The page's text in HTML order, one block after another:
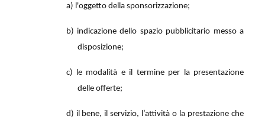
a) l'oggetto della sponsorizzazione;
b) indicazione dello spazio pubblicitario messo a
disposizione;
c) le modalità e il termine per la presentazione
delle offerte;
d) il bene, il servizio, l’attività o la prestazione che